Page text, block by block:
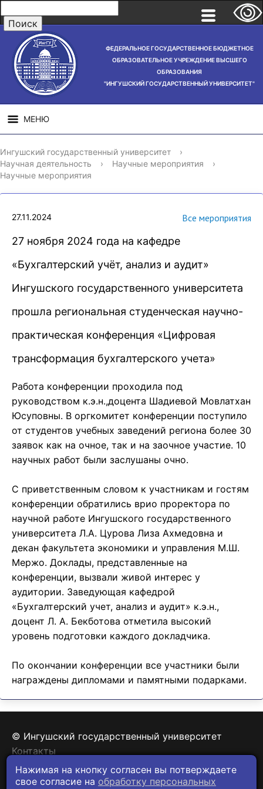
ФЕДЕРАЛЬНОЕ ГОСУДАРСТВЕННОЕ БЮДЖЕТНОЕ
ОБРАЗОВАТЕЛЬНОЕ УЧРЕЖДЕНИЕ ВЫСШЕГО
ОБРАЗОВАНИЯ
"ИНГУШСКИЙ ГОСУДАРСТВЕННЫЙ УНИВЕРСИТЕТ"
МЕНЮ
СВЕДЕНИЯ ОБ
ОБРАЗОВАТЕЛЬНОЙ
ОРГАНИЗАЦИИ
НАУЧНАЯ
ДЕЯТЕЛЬНОСТЬ
Ингушский государственный университет
›
Научная деятельность
› Научные мероприятия
›
Научные мероприятия
27.11.2024 Все мероприятия
27 ноября 2024 года на кафедре
«Бухгалтерский учёт, анализ и аудит»
Ингушского государственного университета
прошла региональная студенческая научно-
практическая конференция «Цифровая
трансформация бухгалтерского учета»
Работа конференции проходила под
руководством к.э.н.,доцента Шадиевой Мовлатхан
Юсуповны. В оргкомитет конференции поступило
от студентов учебных заведений региона более 30
заявок как на очное, так и на заочное участие. 10
научных работ были заслушаны очно.
С приветственным словом к участникам и гостям
конференции обратились врио проректора по
научной работе Ингушского государственного
университета Л.А. Цурова Лиза Ахмедовна и
декан факультета экономики и управления М.Ш.
Мержо. Доклады, представленные на
конференции, вызвали живой интерес у
аудитории. Заведующая кафедрой
«Бухгалтерский учет, анализ и аудит» к.э.н.,
доцент Л. А. Бекботова отметила высокий
уровень подготовки каждого докладчика.
По окончании конференции все участники были
награждены дипломами и памятными подарками.
© Ингушский государственный университет
Контакты
Политика конфиденциальности
Нажимая на кнопку согласен вы потверждаете
свое согласие на обработку персональных